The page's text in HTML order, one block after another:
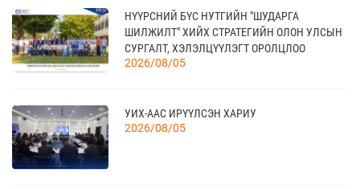
31
08 сар
“FINE FOOD AUSTRALIA 2026” ОЛОН УЛСЫН
ХҮНСНИЙ САЛБАРЫН ҮЗЭСГЭЛЭН
17
09 сар
“УЛААНБААТАР ТҮНШЛЭЛ 2026” ХҮНСНИЙ
САЛБАРЫН ОЛОН УЛСЫН ҮЗЭСГЭЛЭН
НҮҮРСНИЙ БҮС НУТГИЙН "ШУДАРГА
ШИЛЖИЛТ" ХИЙХ СТРАТЕГИЙН ОЛОН УЛСЫН
СУРГАЛТ, ХЭЛЭЛЦҮҮЛЭГТ ОРОЛЦЛОО
2026/08/05
УИХ-ААС ИРҮҮЛСЭН ХАРИУ
2026/08/05